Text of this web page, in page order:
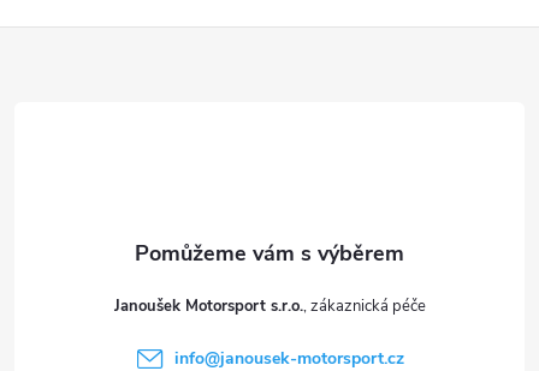
Janoušek Motorsport s.r.o.
info@janousek-motorsport.cz